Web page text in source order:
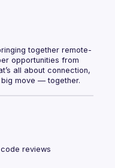
together remote-
opportunities from
all about connection,
move — together.
reviews